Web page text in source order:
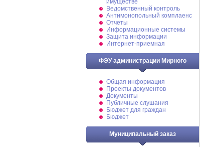
имуществе
Ведомственный контроль
Антимонопольный комплаенс
Отчеты
Информационные системы
Защита информации
Интернет-приемная
ФЭУ администрации Мирного
Общая информация
Проекты документов
Документы
Публичные слушания
Бюджет для граждан
Бюджет
Муниципальный заказ